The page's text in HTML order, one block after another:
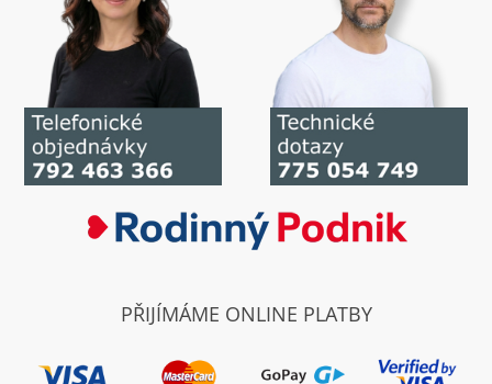
PŘIJÍMÁME ONLINE PLATBY